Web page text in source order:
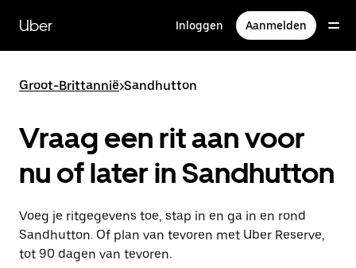
naar
hoofdinhoud
Uber Inloggen Aanmelden
Groot-Brittannië>Sandhutton
Vraag een rit aan voor
nu of later in Sandhutton
Voeg je ritgegevens toe, stap in en ga in en rond
Sandhutton. Of plan van tevoren met Uber Reserve,
tot 90 dagen van tevoren.